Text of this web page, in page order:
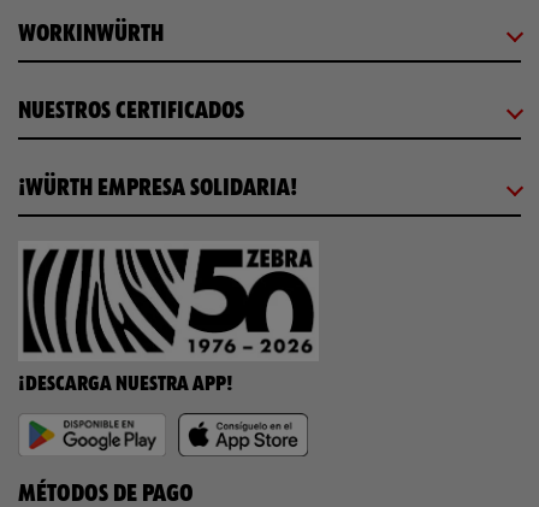
WORKINWÜRTH
NUESTROS CERTIFICADOS
¡WÜRTH EMPRESA SOLIDARIA!
¡DESCARGA NUESTRA APP!
MÉTODOS DE PAGO